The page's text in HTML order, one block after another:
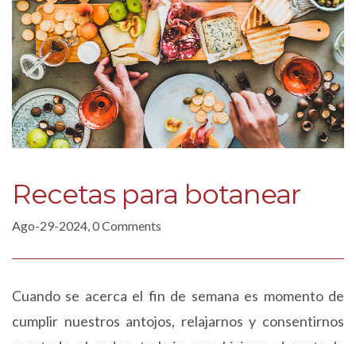
Recetas para botanear
Ago-29-2024, 0 Comments
Cuando se acerca el fin de semana es momento de
cumplir nuestros antojos, relajarnos y consentirnos